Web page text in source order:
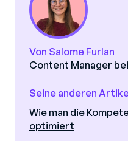
Von Salome Furlan
Content Manager
Seine anderen
Wie man die
optimiert